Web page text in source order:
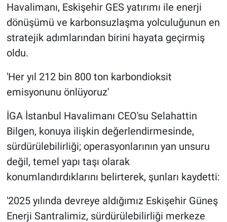
Havalimanı, Eskişehir GES yatırımı ile enerji
dönüşümü ve karbonsuzlaşma yolculuğunun en
stratejik adımlarından birini hayata geçirmiş
oldu.
'Her yıl 212 bin 800 ton karbondioksit
emisyonunu önlüyoruz'
İGA İstanbul Havalimanı CEO'su Selahattin
Bilgen, konuya ilişkin değerlendirmesinde,
sürdürülebilirliği; operasyonlarının yan unsuru
değil, temel yapı taşı olarak
konumlandırdıklarını belirterek, şunları kaydetti:
'2025 yılında devreye aldığımız Eskişehir Güneş
Enerji Santralimiz, sürdürülebilirliği merkeze